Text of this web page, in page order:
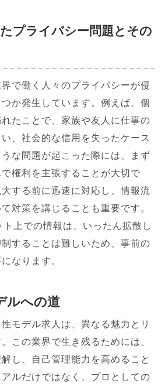
プライバシー問題とその
で働く人々のプライバシーが侵
か発生しています。例えば、個
たことで、家族や友人に仕事の
、社会的な信用を失ったケース
な問題が起こった際には、まず
権利を主張することが大切で
する前に迅速に対応し、情報流
対策を講じることも重要です。
上での情報は、いったん拡散し
することは難しいため、事前の
なります。
ルへの道
モデル求人は、異なる魅力とリ
この業界で生き残るためには、
し、自己管理能力を高めること
ルだけではなく、プロとしての